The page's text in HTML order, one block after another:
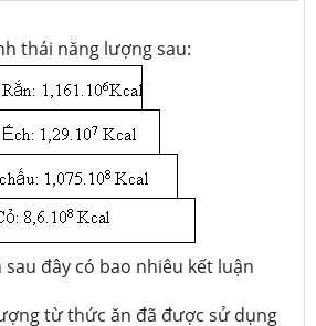
thái năng lượng sau:
đây có bao nhiêu kết luận
từ thức ăn đã được sử dụng